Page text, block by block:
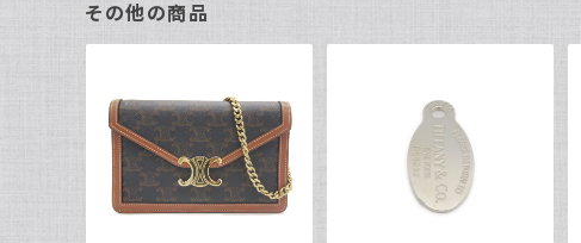
その他の商品